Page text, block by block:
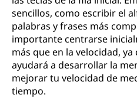
sencillos, como escribir el
palabras y frases más
importante centrarse
más que en la velocidad,
ayudará a desarrollar la
mejorar tu velocidad de
tiempo.